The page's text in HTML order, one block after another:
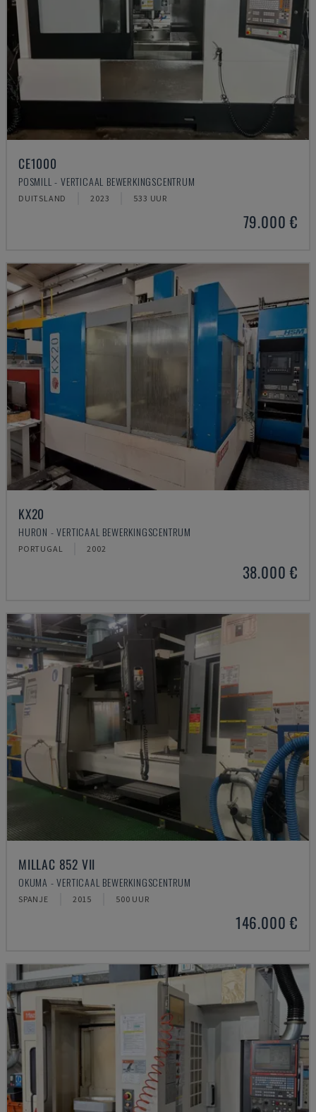
CE1000
POSMILL - VERTICAAL BEWERKINGSCENTRUM
DUITSLAND 2023 533 UUR
79.000 €
KX20
HURON - VERTICAAL BEWERKINGSCENTRUM
PORTUGAL 2002
38.000 €
MILLAC 852 VII
OKUMA - VERTICAAL BEWERKINGSCENTRUM
SPANJE 2015 500 UUR
146.000 €